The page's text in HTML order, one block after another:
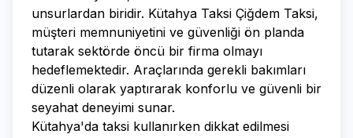
unsurlardan biridir. Kütahya Taksi Çiğdem Taksi,
müşteri memnuniyetini ve güvenliği ön planda
tutarak sektörde öncü bir firma olmayı
hedeflemektedir. Araçlarında gerekli bakımları
düzenli olarak yaptırarak konforlu ve güvenli bir
seyahat deneyimi sunar.
Kütahya'da taksi kullanırken dikkat edilmesi